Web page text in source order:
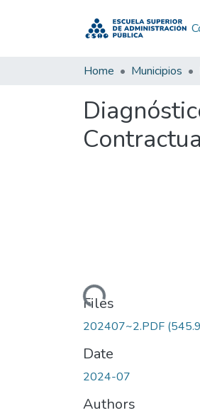
Home Municipios
Loading...
Files
202407~2.PDF
Date
2024-07
Authors